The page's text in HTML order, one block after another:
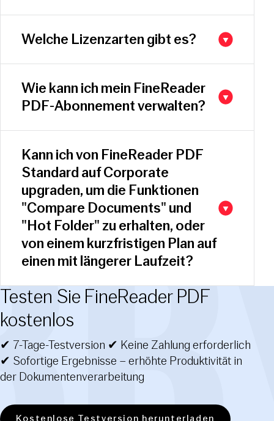
Welche Lizenzarten gibt es?
Wie kann ich mein FineReader
PDF-Abonnement verwalten?
Kann ich von FineReader PDF
Standard auf Corporate
upgraden, um die Funktionen
"Compare Documents" und
"Hot Folder" zu erhalten, oder
von einem kurzfristigen Plan auf
einen mit längerer Laufzeit?
Testen Sie FineReader PDF
kostenlos
✔ 7-Tage-Testversion ✔ Keine Zahlung erforderlich
✔ Sofortige Ergebnisse – erhöhte Produktivität in
der Dokumenten­verarbeitung